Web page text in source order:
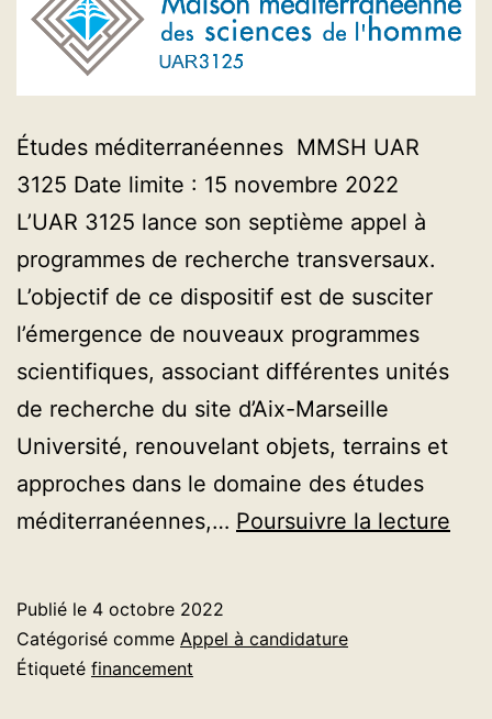
Études méditerranéennes MMSH UAR
3125 Date limite : 15 novembre 2022
L’UAR 3125 lance son septième appel à
programmes de recherche transversaux.
L’objectif de ce dispositif est de susciter
l’émergence de nouveaux programmes
scientifiques, associant différentes unités
de recherche du site d’Aix-Marseille
Université, renouvelant objets, terrains et
approches dans le domaine des études
méditerranéennes,… Poursuivre la lecture
Publié le 4 octobre 2022
Catégorisé comme Appel à candidature
Étiqueté financement